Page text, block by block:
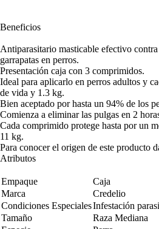
Beneficios
Antiparasitario masticable efectivo
garrapatas en perros.
Presentación caja con 3 comprimidos.
Ideal para aplicarlo en perros adultos y
de vida y 1.3 kg.
Bien aceptado por hasta un 94% de los
Comienza a eliminar las pulgas en 2
Cada comprimido protege hasta por un
11 kg.
Para conocer el origen de este producto
Atributos
Empaque
Caja
Marca
Credelio
Condiciones EspecialesInfestación
Tamaño
Raza Mediana